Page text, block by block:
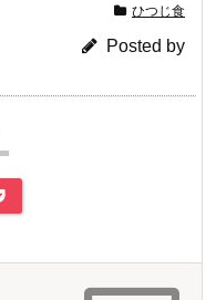
ひつじ食
Posted by